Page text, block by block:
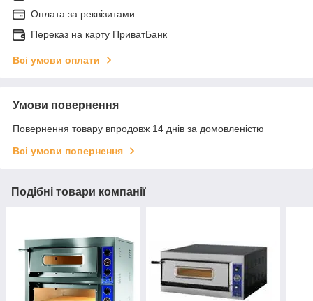
Оплата за реквізитами
Переказ на карту ПриватБанк
Всі умови оплати
Умови повернення
Повернення товару впродовж 14 днів за домовленістю
Всі умови повернення
Подібні товари компанії